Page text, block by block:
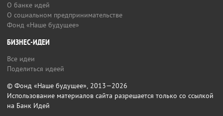
О банке идей
О социальном предпринимательстве
Фонд «Наше будущее»
БИЗНЕС-ИДЕИ
Все идеи
Поделиться идеей
© Фонд «Наше будущее», 2013—2026
Использование материалов сайта разрешается только со ссылкой
на Банк Идей